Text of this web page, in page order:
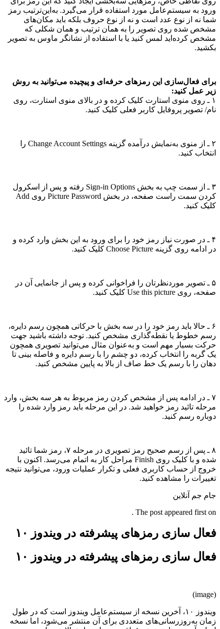
ورود به سیستم‌عامل مورد استفاده قرار می‌گیرد. به‌این‌ترتیب رمز
شما نه از نوع عدد است و نه از نوع حروف بلکه باید مکان‌های
مشخص شده روی تصویر را به همان ترتیب و همان شکلی که
مشخص کرده‌اید لمس کنید یا با استفاده از نشانگر ماوس به تصویر
بکشید.
برای فعال‌سازی این رمزهای حرفه‌ای و پیچیده می‌توانید به روش
زیر عمل کنید:
۱ ـ روی منوی استارت کلیک کرده و در بالای منوی استارت، روی
نام/ تصویر پروفایل کاربر فعلی کلیک کنید.
۲ ـ از منوی به‌نمایش درآمده گزینه Change Account Settings را
انتخاب کنید.
۳ ـ از سمت چپ به بخش Sign-in Options رفته و پس از اسکرول
کردن سمت راست صفحه، در بخش Picture Password روی Add
کلیک کنید.
۴ ـ در صورت نیاز رمز خود را برای ورود به این بخش وارد کرده و
در ادامه روی گزینه Choose Picture کلیک کنید.
۵ ـ تصویر موردنظرتان را فراخوانی کرده و پس از جانمایی آن در
صفحه، روی Use this picture کلیک کنید.
۶ ـ حالا باید رمز خود را در سه بخش با حرکاتی همچون رسم دایره،
رسم خطوط یا نقطه‌گذاری مشخص کنید. توجه داشته باشید جهت
حرکت بسیار مهم است و به‌عنوان مثال می‌توانید تصویری همچون
یک گربه را انتخاب کرده، دو چشم را با رسم دایره و فاصله بینی تا
دهان را با رسم یک خط صاف از بالا به پایین مشخص کنید.
۷ ـ در ادامه پس از مشخص کردن رمز مربوط به هر سه بخش، وارد
مرحله تائید رمز خواهید شد. در این مرحله ‌باید رمز وارد شده را
دوباره رسم کنید.
۸ ـ پس از رسم صحیح رمز تصویری در مرحله ۷، رمز شما تائید
شده و با کلیک روی Finish مراحل کار به اتمام می‌رسد. اکنون با
خروج از حساب کاربری فعلی و تکرار عملیات ورود، می‌توانید نتیجه
تغییرات را مشاهده کنید.
جام جم آنلاین
The post appeared first on .
فعال سازی رمزهای پیشرفته در ویندوز ۱۰
فعال سازی رمزهای پیشرفته در ویندوز ۱۰
(image)
ویندوز ۱۰، آخرین نسخه از سیستم‌عامل ویندوز است که در طول
زمان به‌روزرسانی‌های متعددی برای آن منتشر می‌شود، اما نسخه